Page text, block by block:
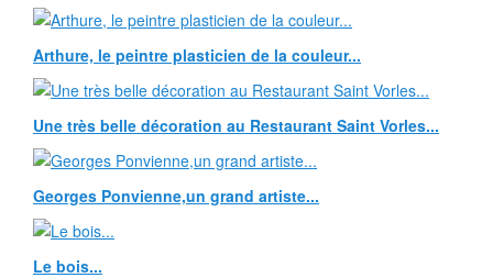
Arthure, le peintre plasticien de la couleur...
Une très belle décoration au Restaurant Saint Vorles...
Georges Ponvienne,un grand artiste...
Le bois...